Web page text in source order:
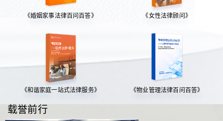
《婚姻家事法律百问百答》 《女性法律顾问》
《和谐家庭一站式法律服务》 《物业管理法律百问百答》
载誉前行